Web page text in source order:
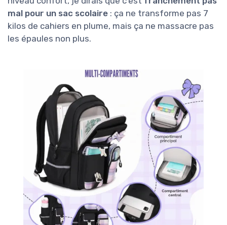
mal pour un sac scolaire : ça ne transforme pas 7
kilos de cahiers en plume, mais ça ne massacre pas
les épaules non plus.